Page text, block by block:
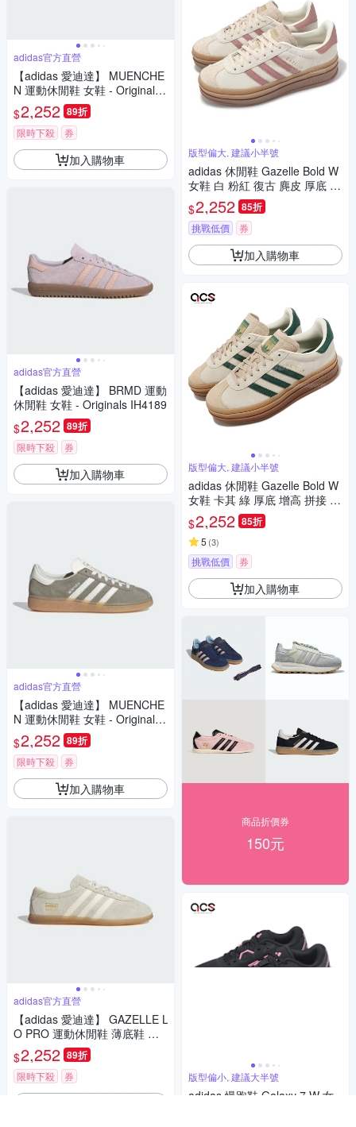
adidas官方直營
【adidas 愛迪達】 MUENCHE
N 運動休閒鞋 女鞋 - Originals
JS3991
$2,252 89折
限時下殺 券
加入購物車
adidas官方直營
【adidas 愛迪達】 BRMD 運動
休閒鞋 女鞋 - Originals IH4189
$2,252 89折
限時下殺 券
加入購物車
adidas官方直營
【adidas 愛迪達】 MUENCHE
N 運動休閒鞋 女鞋 - Originals
JS3990
$2,252 89折
限時下殺 券
加入購物車
adidas官方直營
【adidas 愛迪達】 GAZELLE L
O PRO 運動休閒鞋 薄底鞋 滑
板 德訓鞋 復古 女鞋 - Originals
IH6933
$2,252 89折
限時下殺 券
版型偏大, 建議小半號
adidas 休閒鞋 Gazelle Bold W
女鞋 白 粉紅 復古 麂皮 厚底 增
高 愛迪達 JS3893
$2,252 85折
挑戰低價 券
加入購物車
版型偏大, 建議小半號
adidas 休閒鞋 Gazelle Bold W
女鞋 卡其 綠 厚底 增高 拼接 復
古 麂皮 膠底 愛迪達 ID7056
$2,252 85折
5 (3)
挑戰低價 券
加入購物車
商品折價券
150元
版型偏小, 建議大半號
adidas 慢跑鞋 Galaxy 7 W 女